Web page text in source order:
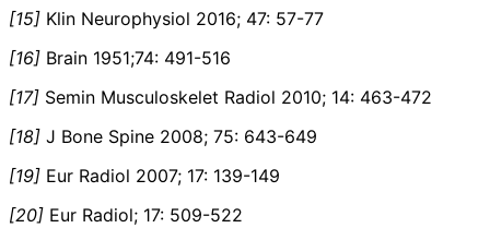
[15] Klin Neurophysiol 2016; 47: 57-77
[16] Brain 1951;74: 491-516
[17] Semin Musculoskelet Radiol 2010; 14: 463-472
[18] J Bone Spine 2008; 75: 643-649
[19] Eur Radiol 2007; 17: 139-149
[20] Eur Radiol; 17: 509-522